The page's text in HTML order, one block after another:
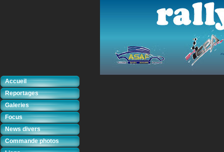
Accueil
Reportages
Galeries
Focus
News divers
Commande photos